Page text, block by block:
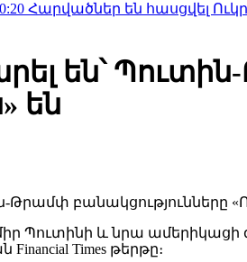
են հասցվել Ուկրաինայի
են՝
են
Պուտինի և նրա ամերիկացի
Times թերթը։